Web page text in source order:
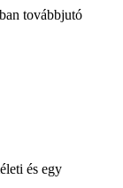
továbbjutó
és egy